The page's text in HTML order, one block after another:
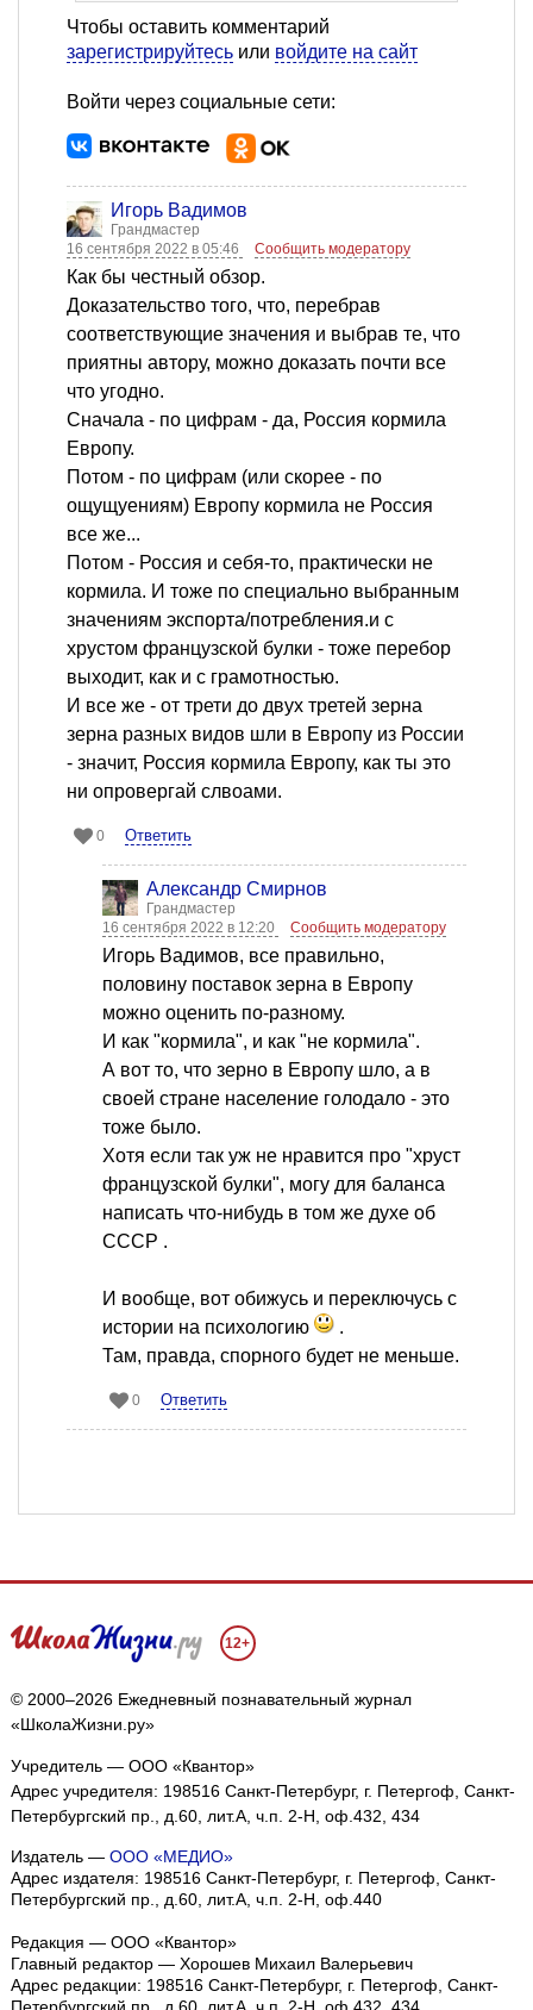
Чтобы оставить комментарий
зарегистрируйтесь или войдите на сайт
Войти через социальные сети:
Игорь Вадимов
Грандмастер
16 сентября 2022 в 05:46
Сообщить модератору
Как бы честный обзор.
Доказательство того, что, перебрав
соответствующие значения и выбрав те, что
приятны автору, можно доказать почти все
что угодно.
Сначала - по цифрам - да, Россия кормила
Европу.
Потом - по цифрам (или скорее - по
ощущуениям) Европу кормила не Россия
все же...
Потом - Россия и себя-то, практически не
кормила. И тоже по специально выбранным
значениям экспорта/потребления.и с
хрустом французской булки - тоже перебор
выходит, как и с грамотностью.
И все же - от трети до двух третей зерна
зерна разных видов шли в Европу из России
- значит, Россия кормила Европу, как ты это
ни опровергай слвоами.
0 Ответить
Александр Смирнов
Грандмастер
16 сентября 2022 в 12:20
Сообщить модератору
Игорь Вадимов, все правильно,
половину поставок зерна в Европу
можно оценить по-разному.
И как "кормила", и как "не кормила".
А вот то, что зерно в Европу шло, а в
своей стране население голодало - это
тоже было.
Хотя если так уж не нравится про "хруст
французской булки", могу для баланса
написать что-нибудь в том же духе об
СССР .
И вообще, вот обижусь и переключусь с
истории на психологию
.
Там, правда, спорного будет не меньше.
0 Ответить
12+
© 2000–2026 Ежедневный познавательный журнал
«ШколаЖизни.ру»
Учредитель — ООО «Квантор»
Адрес учредителя: 198516 Санкт-Петербург, г. Петергоф, Санкт-
Петербургский пр., д.60, лит.А, ч.п. 2-Н, оф.432, 434
Издатель — ООО «МЕДИО»
Адрес издателя: 198516 Санкт-Петербург, г. Петергоф, Санкт-
Петербургский пр., д.60, лит.А, ч.п. 2-Н, оф.440
Редакция — ООО «Квантор»
Главный редактор — Хорошев Михаил Валерьевич
Адрес редакции: 198516 Санкт-Петербург, г. Петергоф, Санкт-
Мы собираем файлы cookie и применяем
Подробнее ПРИНЯТЬ